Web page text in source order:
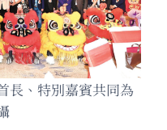
長、特別嘉賓共同為